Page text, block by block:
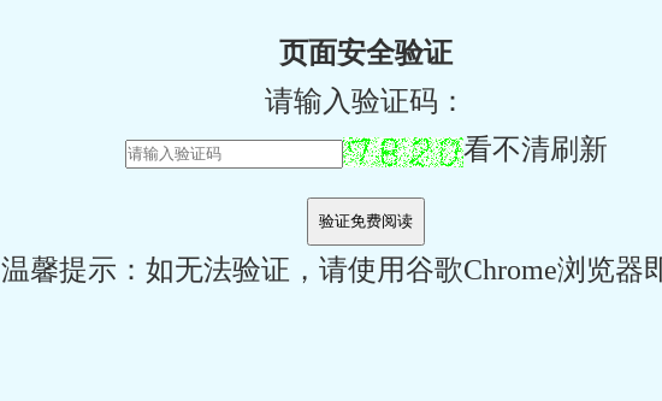
页面安全验证
请输入验证码：
看不清刷新
温馨提示：如无法验证，请使用谷歌Chrome浏览器